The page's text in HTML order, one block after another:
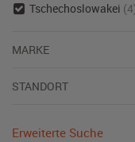
Tschechoslowakei
MARKE
STANDORT
Erweiterte Suche